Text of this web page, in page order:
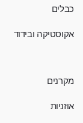
כבלים
אקוסטיקה ובידוד
מקרנים
אוזניות